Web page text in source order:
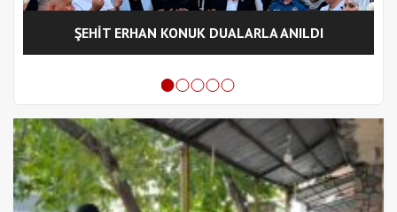
ŞEHİT ERHAN KONUK DUALARLA ANILDI